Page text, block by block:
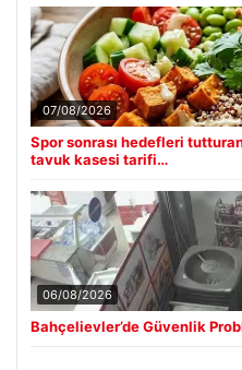
07/08/2026
Spor sonrası hedefleri
tavuk kasesi tarifi…
06/08/2026
Bahçelievler’de Güvenlik